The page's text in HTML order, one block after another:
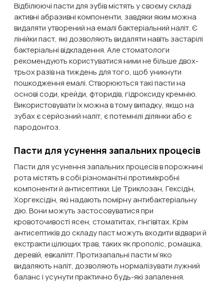
Відбілюючі пасти для зубів містять у своєму складі
активні абразивні компоненти, завдяки яким можна
видаляти утворений на емалі бактеріальний наліт. Є
лінійки паст, які дозволяють видаляти навіть застарілі
бактеріальні відкладення. Але стоматологи
рекомендують користуватися ними не більше двох-
трьох разів на тиждень для того, щоб уникнути
пошкодження емалі. Створюються такі пасти на
основі соди, крейди, фторидів, гідроксиду кремнію.
Використовувати їх можна в тому випадку, якщо на
зубах є серйозний наліт, є потемнілі ділянки або є
пародонтоз.
Пасти для усунення запальних процесів
Пасти для усунення запальних процесів в порожнині
рота містять в собі різноманітні протимікробні
компоненти й антисептики. Це Триклозан, Гексідін,
Хоргексідін, які надають помірну антибактеріальну
дію. Вони можуть застосовуватися при
кровоточивості ясен, стоматитах, гінгівітах. Крім
антисептиків до складу паст можуть входити відвари й
екстракти цілющих трав, таких як прополіс, ромашка,
деревій, евкаліпт. Протизапальні пасти м’яко
видаляють наліт, дозволяють нормалізувати лужний
баланс і усунути практично будь-які запалення.